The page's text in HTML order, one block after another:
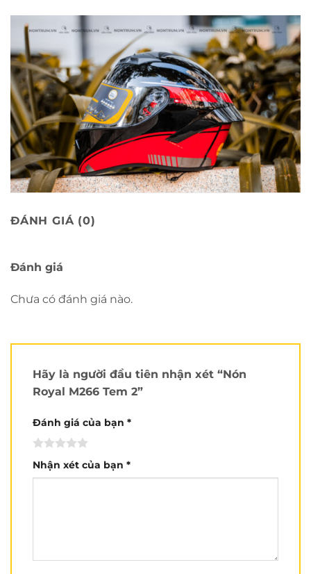
Chọn chọn size nón đúng cách:
Review chi tiết Royal M266:
Hiện Royal M266 sắp có mặt tại Nón Trùm:
Review chi tiết Royal M266:
ĐÁNH GIÁ (0)
Đánh giá
Chưa có đánh giá nào.
Hãy là người đầu tiên nhận xét “Nón
Royal M266 Tem 2”
Đánh giá của bạn *
Nhận xét của bạn *